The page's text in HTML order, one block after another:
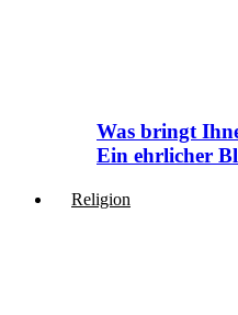
Was bringt
Ein ehrlicher
Religion